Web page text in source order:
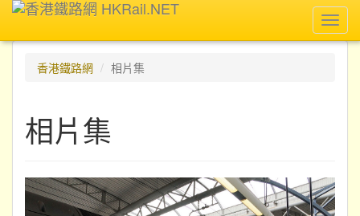
香港鐵路網
相片集
相片集